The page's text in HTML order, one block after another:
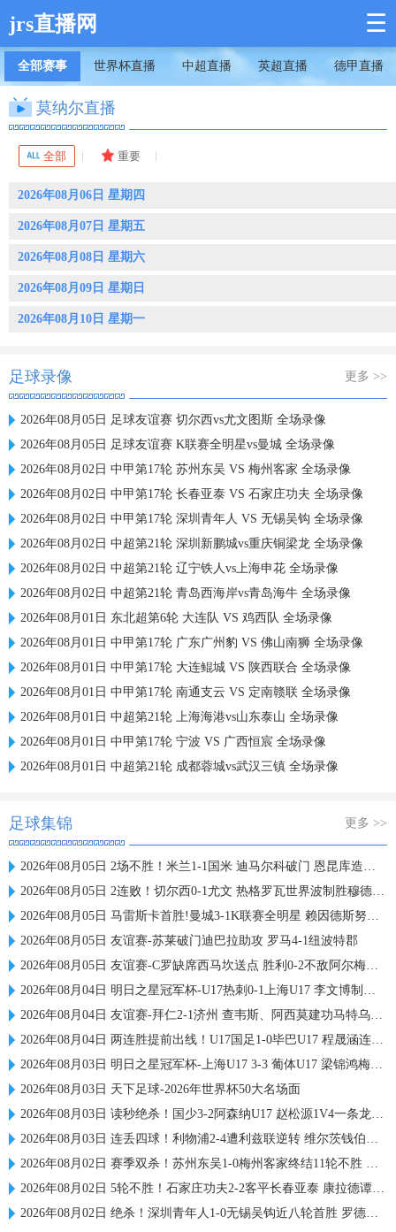
jrs直播网 ☰
全部赛事 世界杯直播 中超直播 英超直播 德甲直播
莫纳尔直播
2026年08月06日 星期四
2026年08月07日 星期五
2026年08月08日 星期六
2026年08月09日 星期日
2026年08月10日 星期一
足球录像 更多 >>
2026年08月05日 足球友谊赛 切尔西vs尤文图斯 全场录像
2026年08月05日 足球友谊赛 K联赛全明星vs曼城 全场录像
2026年08月02日 中甲第17轮 苏州东吴 VS 梅州客家 全场录像
2026年08月02日 中甲第17轮 长春亚泰 VS 石家庄功夫 全场录像
2026年08月02日 中甲第17轮 深圳青年人 VS 无锡吴钩 全场录像
2026年08月02日 中超第21轮 深圳新鹏城vs重庆铜梁龙 全场录像
2026年08月02日 中超第21轮 辽宁铁人vs上海申花 全场录像
2026年08月02日 中超第21轮 青岛西海岸vs青岛海牛 全场录像
2026年08月01日 东北超第6轮 大连队 VS 鸡西队 全场录像
2026年08月01日 中甲第17轮 广东广州豹 VS 佛山南狮 全场录像
2026年08月01日 中甲第17轮 大连鲲城 VS 陕西联合 全场录像
2026年08月01日 中甲第17轮 南通支云 VS 定南赣联 全场录像
2026年08月01日 中超第21轮 上海海港vs山东泰山 全场录像
2026年08月01日 中甲第17轮 宁波 VS 广西恒宸 全场录像
2026年08月01日 中超第21轮 成都蓉城vs武汉三镇 全场录像
足球集锦 更多 >>
2026年08月05日 2场不胜！米兰1-1国米 迪马尔科破门 恩昆库造点+点射拉莫斯登场
2026年08月05日 2连败！切尔西0-1尤文 热格罗瓦世界波制胜穆德里克时隔614天复出
2026年08月05日 马雷斯卡首胜!曼城3-1K联赛全明星 赖因德斯努里破门塞梅尼奥助攻
2026年08月05日 友谊赛-苏莱破门迪巴拉助攻 罗马4-1纽波特郡
2026年08月05日 友谊赛-C罗缺席西马坎送点 胜利0-2不敌阿尔梅里亚
2026年08月04日 明日之星冠军杯-U17热刺0-1上海U17 李文博制胜球
2026年08月04日 友谊赛-拜仁2-1济州 查韦斯、阿西莫建功马特乌斯彩虹过人送助攻
2026年08月04日 两连胜提前出线！U17国足1-0毕巴U17 程晟涵连场破门赵松源中楣
2026年08月03日 明日之星冠军杯-上海U17 3-3 葡体U17 梁锦鸿梅开二度
2026年08月03日 天下足球-2026年世界杯50大名场面
2026年08月03日 读秒绝杀！国少3-2阿森纳U17 赵松源1V4一条龙+造乌龙 程晟涵绝杀
2026年08月03日 连丢四球！利物浦2-4遭利兹联逆转 维尔茨钱伯斯破门凯尔凯兹失误
2026年08月02日 赛季双杀！苏州东吴1-0梅州客家终结11轮不胜 米尔扎提制胜球
2026年08月02日 5轮不胜！石家庄功夫2-2客平长春亚泰 康拉德谭龙卡米洛破门
2026年08月02日 绝杀！深圳青年人1-0无锡吴钩近八轮首胜 罗德里格绝杀诺贝尔失点